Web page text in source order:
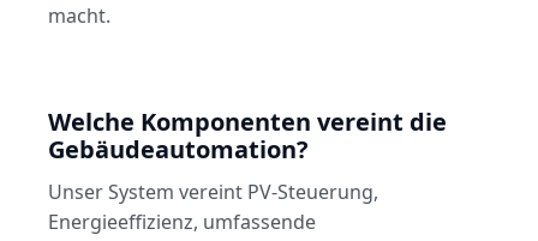
macht.
Welche Komponenten vereint die
Gebäudeautomation?
Unser System vereint PV-Steuerung,
Energieeffizienz, umfassende